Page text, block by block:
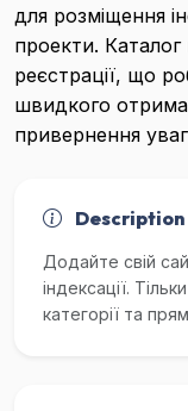
для розміщення
проекти.
реєстрації, що
швидкого
привернення
Description
Додайте свій
індексації.
категорії та